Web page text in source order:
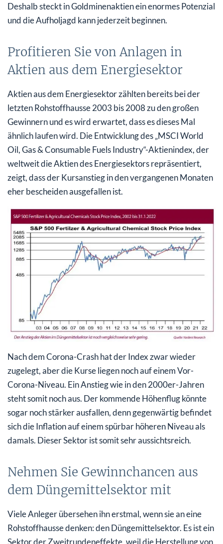
Deshalb steckt in Goldminenaktien ein enormes Potenzial
und die Aufholjagd kann jederzeit beginnen.
Profitieren Sie von Anlagen in
Aktien aus dem Energiesektor
Aktien aus dem Energiesektor zählten bereits bei der
letzten Rohstoffhausse 2003 bis 2008 zu den großen
Gewinnern und es wird erwartet, dass es dieses Mal
ähnlich laufen wird. Die Entwicklung des „MSCI World
Oil, Gas & Consumable Fuels Industry“-Aktienindex, der
weltweit die Aktien des Energiesektors repräsentiert,
zeigt, dass der Kursanstieg in den vergangenen Monaten
eher bescheiden ausgefallen ist.
Nach dem Corona-Crash hat der Index zwar wieder
zugelegt, aber die Kurse liegen noch auf einem Vor-
Corona-Niveau. Ein Anstieg wie in den 2000er-Jahren
steht somit noch aus. Der kommende Höhenflug könnte
sogar noch stärker ausfallen, denn gegenwärtig befindet
sich die Inflation auf einem spürbar höheren Niveau als
damals. Dieser Sektor ist somit sehr aussichtsreich.
Nehmen Sie Gewinnchancen aus
dem Düngemittelsektor mit
Viele Anleger übersehen ihn erstmal, wenn sie an eine
Rohstoffhausse denken: den Düngemittelsektor. Es ist ein